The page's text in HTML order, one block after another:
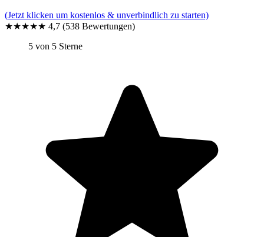
(Jetzt klicken um kostenlos & unverbindlich zu starten)
★★★★★ 4,7 (538 Bewertungen)
5 von 5 Sterne